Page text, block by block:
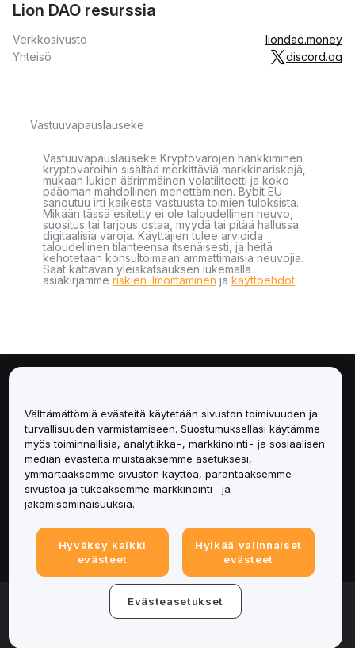
Lion DAO resurssia
Verkkosivusto
liondao.money
Yhteisö
discord.gg
Vastuuvapauslauseke
Vastuuvapauslauseke Kryptovarojen hankkiminen
kryptovaroihin sisältää merkittäviä markkinariskejä,
mukaan lukien äärimmäinen volatiliteetti ja koko
pääoman mahdollinen menettäminen. Bybit EU
sanoutuu irti kaikesta vastuusta toimien tuloksista.
Mikään tässä esitetty ei ole taloudellinen neuvo,
suositus tai tarjous ostaa, myydä tai pitää hallussa
digitaalisia varoja. Käyttäjien tulee arvioida
taloudellinen tilanteensa itsenäisesti, ja heitä
kehotetaan konsultoimaan ammattimaisia neuvojia.
Saat kattavan yleiskatsauksen lukemalla
asiakirjamme riskien ilmoittaminen ja käyttöehdot.
Palvelut
Tuki
Tuotteet
Lakiasiat
© 2025-2026 Bybit.eu. All rights reserved.
Välttämättömiä evästeitä käytetään sivuston toimivuuden ja
turvallisuuden varmistamiseen. Suostumuksellasi käytämme
myös toiminnallisia, analytiikka-, markkinointi- ja sosiaalisen
median evästeitä muistaaksemme asetuksesi,
ymmärtääksemme sivuston käyttöä, parantaaksemme
sivustoa ja tukeaksemme markkinointi- ja
jakamisominaisuuksia.
Hyväksy kaikki
evästeet
Hylkää valinnaiset
evästeet
Evästeasetukset